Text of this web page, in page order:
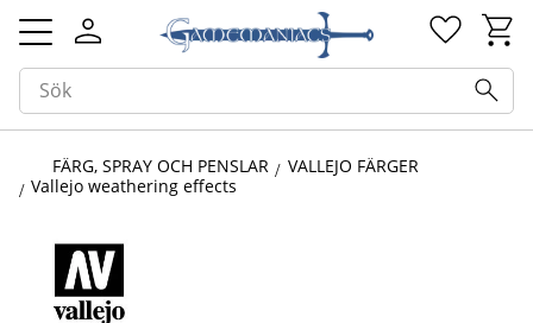
Meny
FÄRG, SPRAY OCH PENSLAR
VALLEJO FÄRGER
Vallejo weathering effects